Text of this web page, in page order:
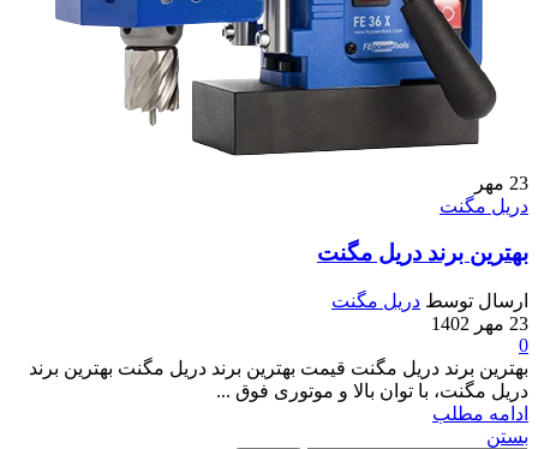
23 مهر
دریل مگنت
بهترین برند دریل مگنت
ارسال توسط دریل مگنت
23 مهر 1402
0
بهترین برند دریل مگنت قیمت بهترین برند دریل مگنت بهترین برند
دریل مگنت، با توان بالا و موتوری فوق ...
ادامه مطلب
بستن